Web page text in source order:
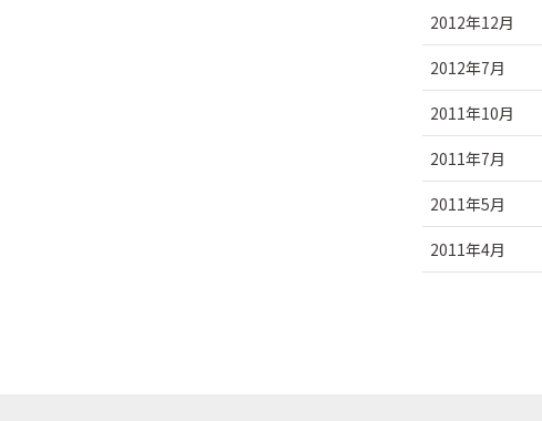
2012年12月
2012年7月
2011年10月
2011年7月
2011年5月
2011年4月